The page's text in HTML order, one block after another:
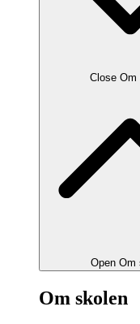
Close Om
Open Om
Om skolen